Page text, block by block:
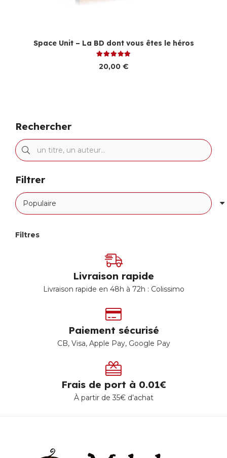
Space Unit – La BD dont vous êtes le héros
20,00 €
Rechercher
Filtrer
Filtres
Livraison rapide
Livraison rapide en 48h à 72h : Colissimo
Paiement sécurisé
CB, Visa, Apple Pay, Google Pay
Frais de port à 0.01€
À partir de 35€ d’achat